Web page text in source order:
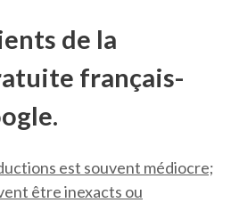
de la
français-
est souvent médiocre;
être inexacts ou